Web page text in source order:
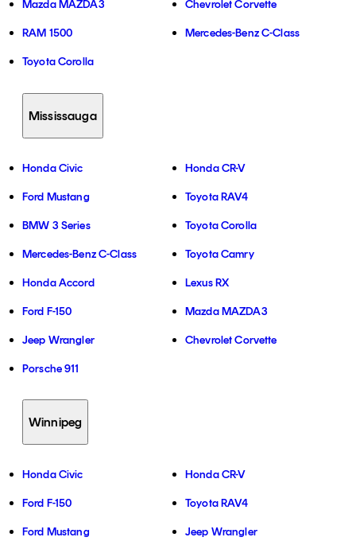
Mazda MAZDA3 Chevrolet Corvette
RAM 1500 Mercedes-Benz C-Class
Toyota Corolla
Mississauga
Honda Civic Honda CR-V
Ford Mustang Toyota RAV4
BMW 3 Series Toyota Corolla
Mercedes-Benz C-Class Toyota Camry
Honda Accord Lexus RX
Ford F-150 Mazda MAZDA3
Jeep Wrangler Chevrolet Corvette
Porsche 911
Winnipeg
Honda Civic Honda CR-V
Ford F-150 Toyota RAV4
Ford Mustang Jeep Wrangler